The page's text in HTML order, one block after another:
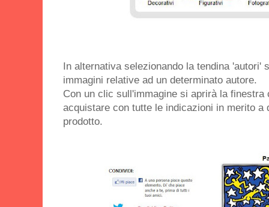
In alternativa selezionando la tendina 'autori'
immagini relative ad un determinato autore.
Con un clic sull'immagine si aprirà la finestra
acquistare con tutte le indicazioni in merito a
prodotto.